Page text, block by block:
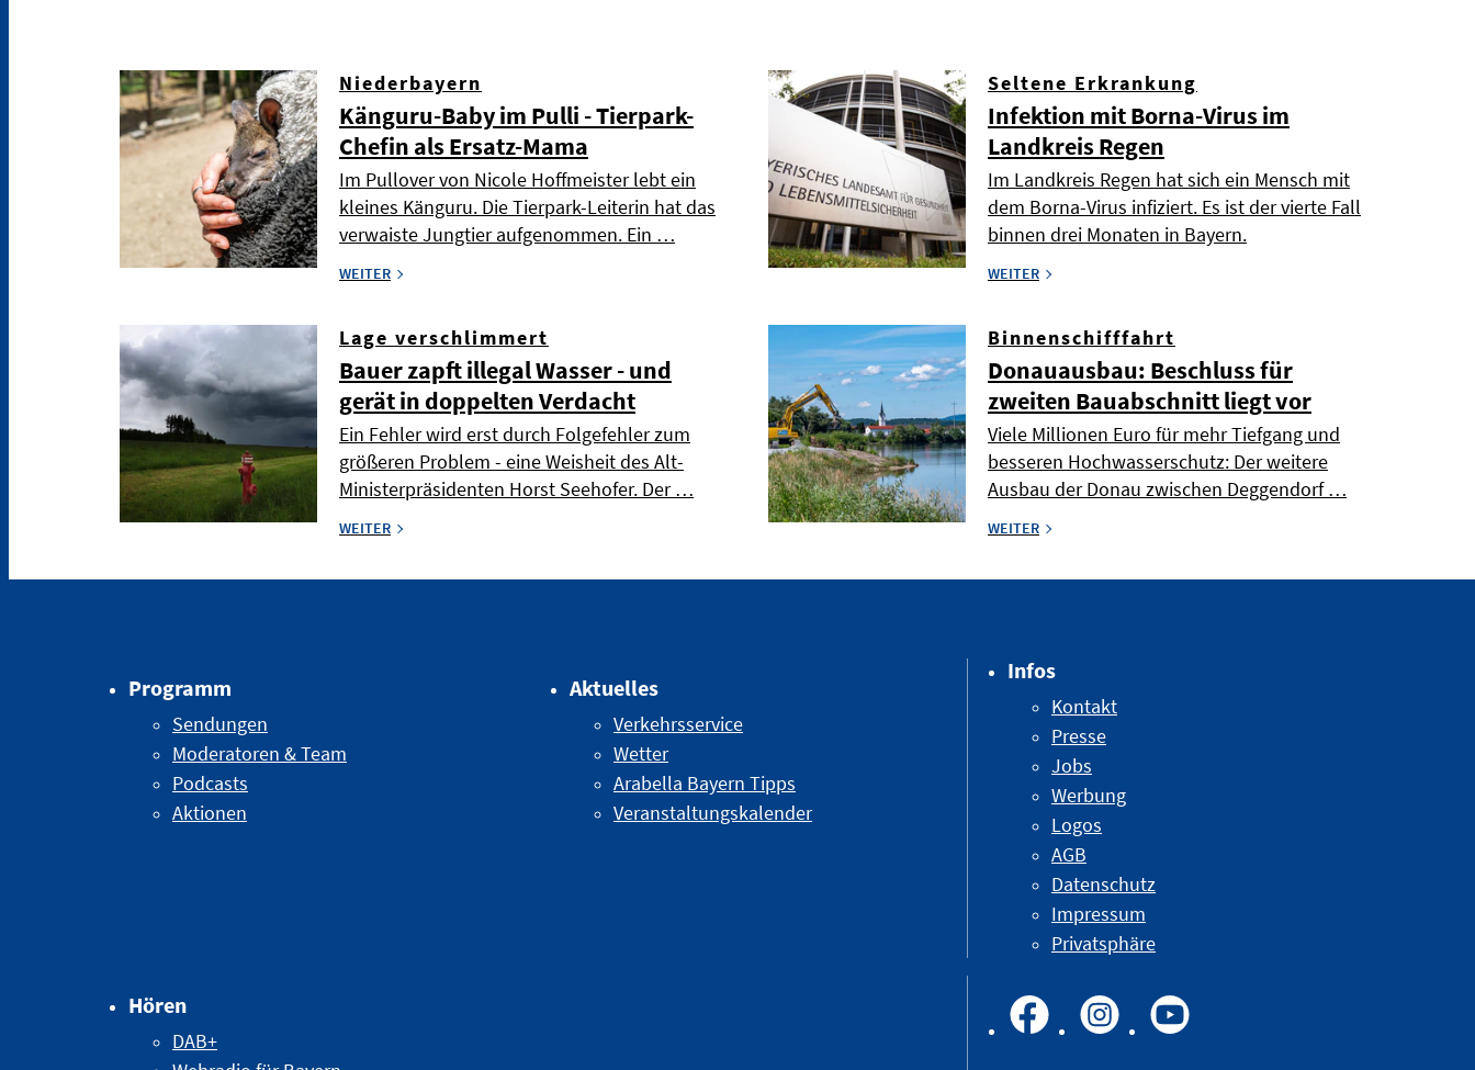
Niederbayern
Känguru-Baby im Pulli - Tierpark-
Chefin als Ersatz-Mama
Im Pullover von Nicole Hoffmeister lebt ein
kleines Känguru. Die Tierpark-Leiterin hat das
verwaiste Jungtier aufgenommen. Ein …
WEITER
Seltene Erkrankung
Infektion mit Borna-Virus im
Landkreis Regen
Im Landkreis Regen hat sich ein Mensch mit
dem Borna-Virus infiziert. Es ist der vierte Fall
binnen drei Monaten in Bayern.
WEITER
Lage verschlimmert
Bauer zapft illegal Wasser - und
gerät in doppelten Verdacht
Ein Fehler wird erst durch Folgefehler zum
größeren Problem - eine Weisheit des Alt-
Ministerpräsidenten Horst Seehofer. Der …
WEITER
Binnenschifffahrt
Donauausbau: Beschluss für
zweiten Bauabschnitt liegt vor
Viele Millionen Euro für mehr Tiefgang und
besseren Hochwasserschutz: Der weitere
Ausbau der Donau zwischen Deggendorf …
WEITER
Programm
Sendungen
Moderatoren & Team
Podcasts
Aktionen
Aktuelles
Verkehrsservice
Wetter
Arabella Bayern Tipps
Veranstaltungskalender
Hören
DAB+
Infos
Kontakt
Presse
Jobs
Werbung
Logos
AGB
Datenschutz
Impressum
Privatsphäre